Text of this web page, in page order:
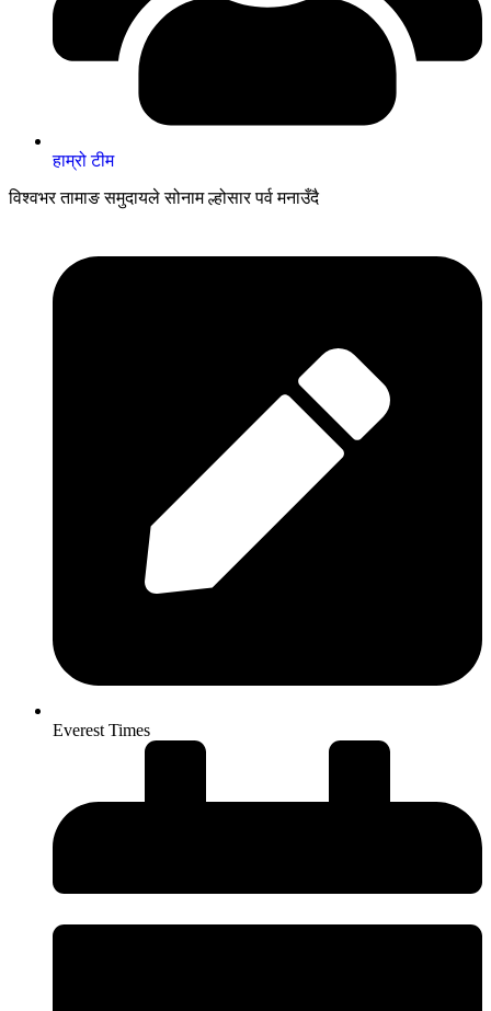
हाम्रो टीम
विश्वभर तामाङ समुदायले सोनाम ल्होसार पर्व मनाउँदै
Everest Times